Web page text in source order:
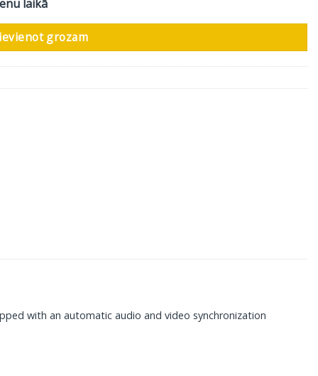
laikā
grozam
with an automatic audio and video synchronization